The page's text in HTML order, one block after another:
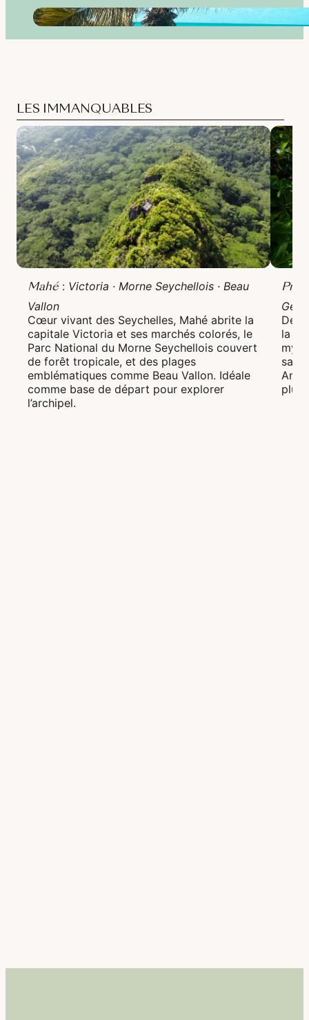
LES IMMANQUABLES
Mahé: Victoria · Morne Seychellois · Beau
Vallon
Cœur vivant des Seychelles, Mahé abrite la
capitale Victoria et ses marchés colorés, le
Parc National du Morne Seychellois couvert
de forêt tropicale, et des plages
emblématiques comme Beau Vallon. Idéale
comme base de départ pour explorer
l’archipel.
la
plus